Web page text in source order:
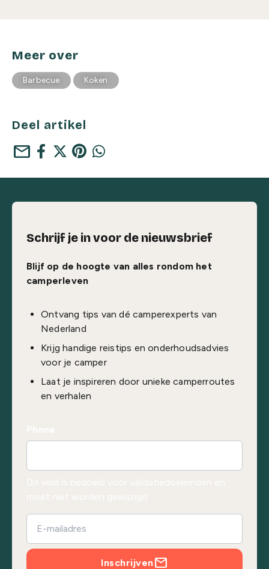
Meer over
Barbecue Koken
Deel artikel
mail
Schrijf je in voor de nieuwsbrief
Blijf op de hoogte van alles rondom het
camperleven
Ontvang tips van dé camperexperts van
Nederland
Krijg handige reistips en onderhoudsadvies
voor je camper
Laat je inspireren door unieke camperroutes
en verhalen
Inschrijven